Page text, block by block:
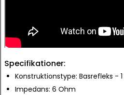
Specifikationer:
Konstruktionstype: Basrefleks -
Impedans: 6 Ohm